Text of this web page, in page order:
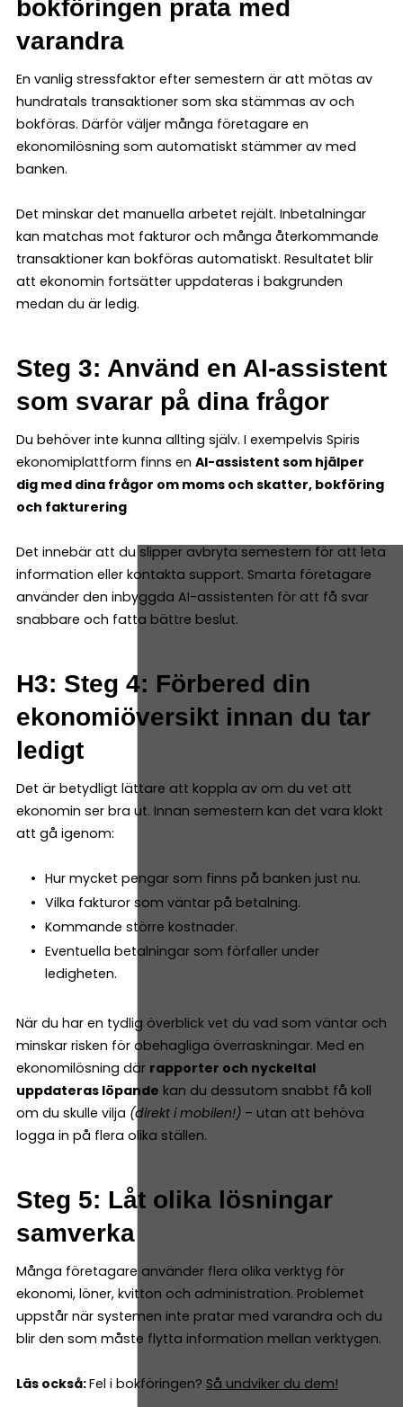
bokföringen prata med
varandra
En vanlig stressfaktor efter semestern är att mötas av
hundratals transaktioner som ska stämmas av och
bokföras. Därför väljer många företagare en
ekonomilösning som automatiskt stämmer av med
banken.
Det minskar det manuella arbetet rejält. Inbetalningar
kan matchas mot fakturor och många återkommande
transaktioner kan bokföras automatiskt. Resultatet blir
att ekonomin fortsätter uppdateras i bakgrunden
medan du är ledig.
Steg 3: Använd en AI-assistent
som svarar på dina frågor
Du behöver inte kunna allting själv. I exempelvis Spiris
ekonomiplattform finns en AI-assistent som hjälper
dig med dina frågor om moms och skatter, bokföring
och fakturering
Det innebär att du slipper avbryta semestern för att leta
information eller kontakta support. Smarta företagare
använder den inbyggda AI-assistenten för att få svar
snabbare och fatta bättre beslut.
H3: Steg 4: Förbered din
ekonomiöversikt innan du tar
ledigt
Det är betydligt lättare att koppla av om du vet att
ekonomin ser bra ut. Innan semestern kan det vara klokt
att gå igenom:
Hur mycket pengar som finns på banken just nu.
Vilka fakturor som väntar på betalning.
Kommande större kostnader.
Eventuella betalningar som förfaller under
ledigheten.
När du har en tydlig överblick vet du vad som väntar och
minskar risken för obehagliga överraskningar. Med en
ekonomilösning där rapporter och nyckeltal
uppdateras löpande kan du dessutom snabbt få koll
om du skulle vilja (direkt i mobilen!) – utan att behöva
logga in på flera olika ställen.
Steg 5: Låt olika lösningar
samverka
Många företagare använder flera olika verktyg för
ekonomi, löner, kvitton och administration. Problemet
uppstår när systemen inte pratar med varandra och du
blir den som måste flytta information mellan verktygen.
Läs också:Fel i bokföringen? Så undviker du dem!